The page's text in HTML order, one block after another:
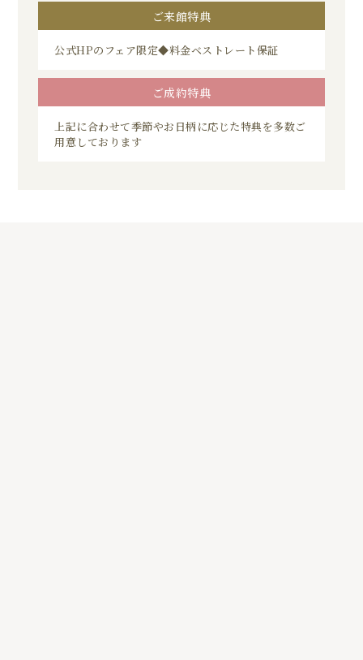
ご来館特典
公式HPのフェア限定◆料金ベストレート保証
ご成約特典
上記に合わせて季節やお日柄に応じた特典を多数ご
用意しております